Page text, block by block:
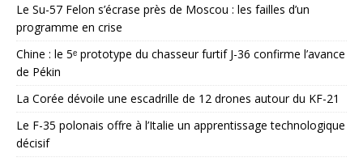
Le Su-57 Felon s’écrase près de Moscou : les failles d’un
programme en crise
Chine : le 5ᵉ prototype du chasseur furtif J-36 confirme l’avance
de Pékin
La Corée dévoile une escadrille de 12 drones autour du KF-21
Le F-35 polonais offre à l’Italie un apprentissage technologique
décisif